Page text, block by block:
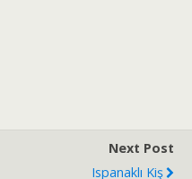
Next Post
Ispanaklı Kiş